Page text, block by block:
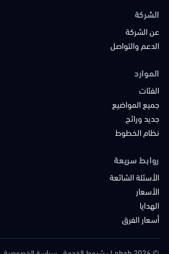
الشركة
عن الشركة
الدعم والتواصل
الموارد
الفئات
جميع المواضيع
جديد ورائج
نظام الخطوط
روابط سريعة
الأسئلة الشائعة
الأسعار
الهدايا
أسعار الفرق